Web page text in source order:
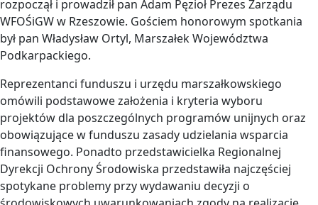
rozpoczął i prowadził pan Adam Pęzioł Prezes Zarządu
WFOŚiGW w Rzeszowie. Gościem honorowym spotkania
był pan Władysław Ortyl, Marszałek Województwa
Podkarpackiego.
Reprezentanci funduszu i urzędu marszałkowskiego
omówili podstawowe założenia i kryteria wyboru
projektów dla poszczególnych programów unijnych oraz
obowiązujące w funduszu zasady udzielania wsparcia
finansowego. Ponadto przedstawicielka Regionalnej
Dyrekcji Ochrony Środowiska przedstawiła najczęściej
spotykane problemy przy wydawaniu decyzji o